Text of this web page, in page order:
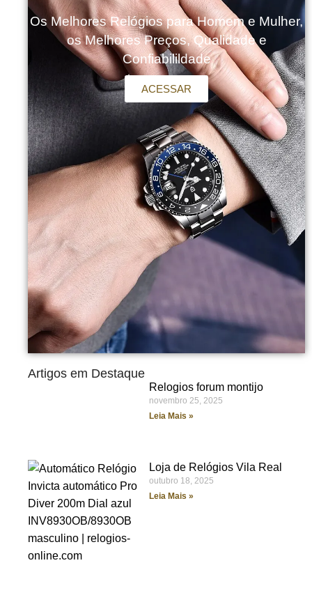
Os Melhores Relógios para Homem e Mulher,
os Melhores Preços, Qualidade e
Confiabilildade
ACESSAR
Artigos em Destaque
Relogios forum montijo
novembro 25, 2025
Leia Mais »
Loja de Relógios Vila Real
outubro 18, 2025
Leia Mais »